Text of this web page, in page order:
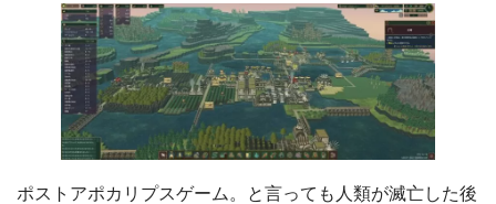
ポストアポカリプスゲーム。と言っても人類が滅亡した後